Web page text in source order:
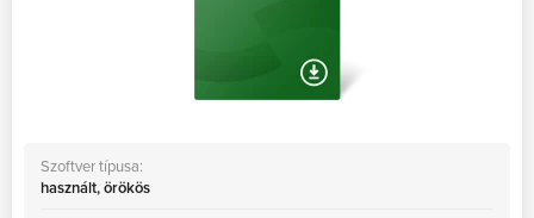
Szoftver típusa:
használt, örökös